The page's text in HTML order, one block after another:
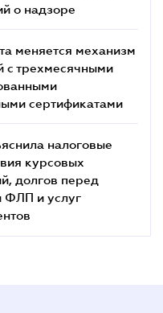
о надзоре
меняется механизм
с трехмесячными
сертификатами
налоговые
курсовых
долгов перед
и услуг